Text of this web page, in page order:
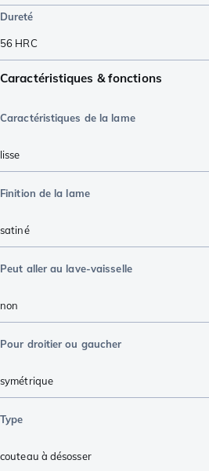
Dureté
56 HRC
Caractéristiques & fonctions
Caractéristiques de la lame
lisse
Finition de la lame
satiné
Peut aller au lave-vaisselle
non
Pour droitier ou gaucher
symétrique
Type
couteau à désosser